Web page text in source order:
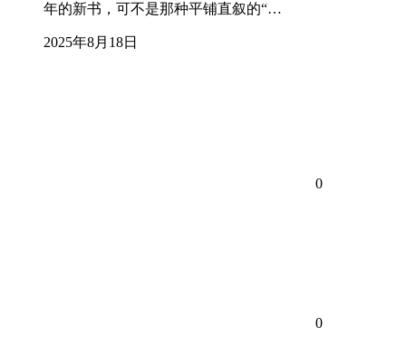
年的新书，可不是那种平铺直叙的“…
2025年8月18日
0
0